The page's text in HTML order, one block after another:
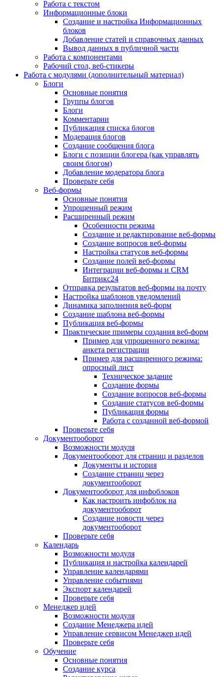
Работа с текстом
Информационные блоки
Создание и настройка Информационных
блоков
Добавление статей и справочных данных
Вывод данных в публичной части
Работа с компонентами
Рабочий стол, веб-стикеры
Работа с модулями (дополнительный материал)
Блоги
Основные понятия
Группы блогов
Блоги
Комментарии
Публикация списка блогов
Модерация блогов
Создание сообщения блога
Блоги с позиции блогера (как управлять
своим блогом)
Добавление модератора блога
Проверьте себя
Веб-формы
Основные понятия
Упрощенный режим
Расширенный режим
Особенности режима
Создание и редактирование веб-формы
Создание вопросов веб-формы
Настройка статусов веб-формы
Создание полей веб-формы
Интеграции веб-формы и CRM
Битрикс24
Отправка результатов веб-формы на почту
Настройка шаблонов уведомлений
Динамика заполнения веб-форм
Создание шаблона веб-формы
Публикация веб-формы
Практические примеры создания веб-форм
Пример для упрощенного режима:
анкета регистрации
Пример для расширенного режима:
опросный лист
Техническое задание
Создание формы
Создание вопросов веб-формы
Создание статусов веб-формы
Публикация формы
Работа с созданной веб-формой
Проверьте себя
Документооборот
Возможности модуля
Документооборот для страниц и разделов
Документы и история
Создание страниц через
документооборот
Документооборот для инфоблоков
Как настроить инфоблок на
документооборот
Создание новости через
документооборот
Проверьте себя
Календарь
Возможности модуля
Публикация и настройка календарей
Управление календарями
Управление событиями
Экспорт календарей
Проверьте себя
Менеджер идей
Возможности модуля
Создание Менеджера идей
Управление сервисом Менеджер идей
Проверьте себя
Обучение
Основные понятия
Создание курса